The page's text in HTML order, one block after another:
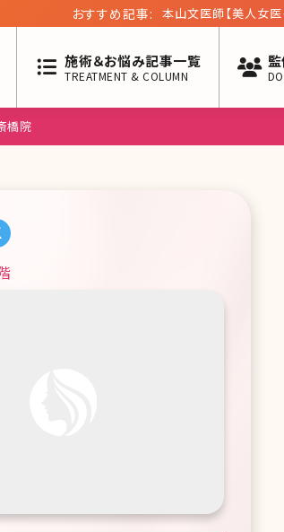
おすすめ記事: 本山文医師【美人女医
施術＆お悩み記事一覧
TREATMENT & COLUMN
橋院